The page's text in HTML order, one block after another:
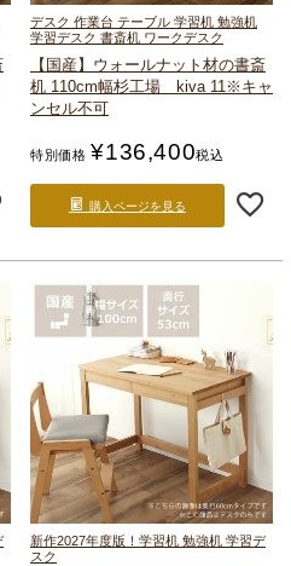
デスク 作業台 テーブル 学習机 勉強机
学習デスク 書斎机 ワークデスク
【国産】ウォールナット材の書斎
机 110cm幅杉工場 kiva 11 ※キャ
ンセル不可
特別価格 ¥136,400税込
購入ページを見る
新作2027年度版！ 学習机 勉強机 学習デ
スク